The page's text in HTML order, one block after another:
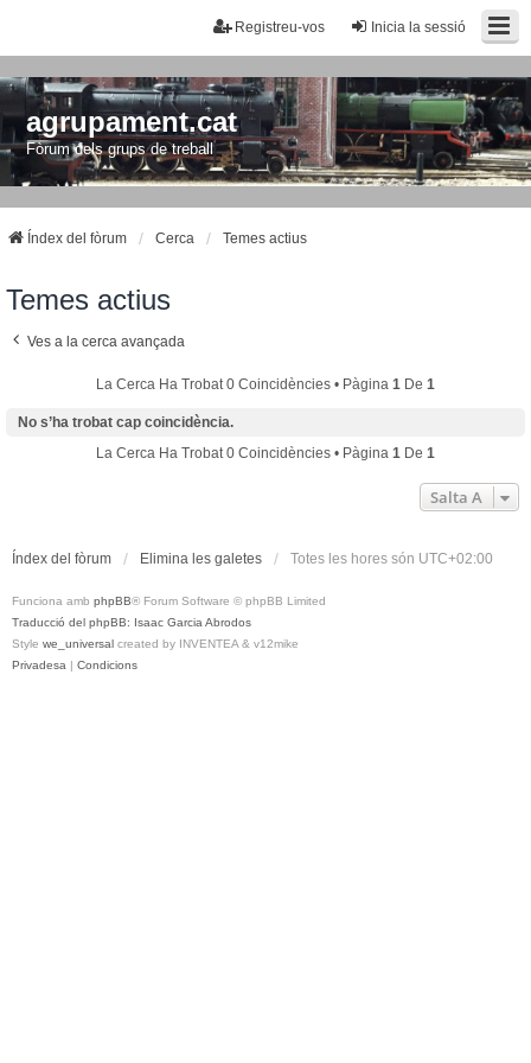
Inicia la sessió
Registreu-vos
agrupament.cat
Fòrum dels grups de treball
Índex del fòrum Cerca Temes actius
Temes actius
Ves a la cerca avançada
La Cerca Ha Trobat 0 Coincidències • Pàgina 1 De 1
No s’ha trobat cap coincidència.
La Cerca Ha Trobat 0 Coincidències • Pàgina 1 De 1
Salta A
Índex del fòrum Elimina les galetes Totes les hores són UTC+02:00
Funciona amb phpBB® Forum Software © phpBB Limited
Traducció del phpBB: Isaac Garcia Abrodos
Style we_universal created by INVENTEA & v12mike
Privadesa | Condicions